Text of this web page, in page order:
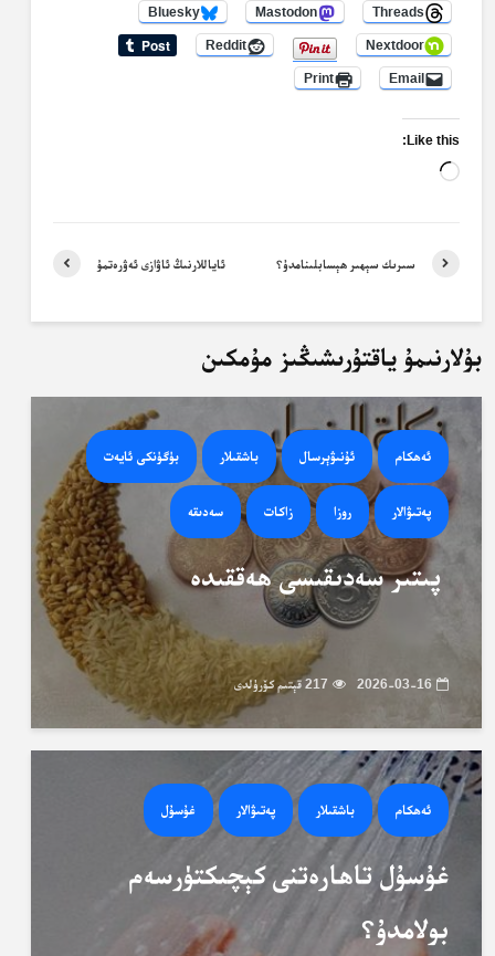
Threads
Mastodon
Bluesky
Nextdoor
Reddit
Email
Print
Like this:
Loading…
ئاياللارنىڭ ئاۋازى ئەۋرەتمۇ سىرىك سېھىر ھېسابلىنامدۇ؟
بۇلارنىمۇ ياقتۇرىشىڭىز مۇمكىن
ئەھكام ئۇنىۋېرسال باشقىلار بۈگۈنكى ئايەت
پەتىۋالار روزا زاكات سەدىقە
پىتىر سەدىقىسى ھەققىدە
2026-03-16 217 قېتىم كۆرۈلدى
ئەھكام باشقىلار پەتىۋالار غۇسۇل
غۇسۇل تاھارەتنى كېچىكتۈرسەم
بولامدۇ؟